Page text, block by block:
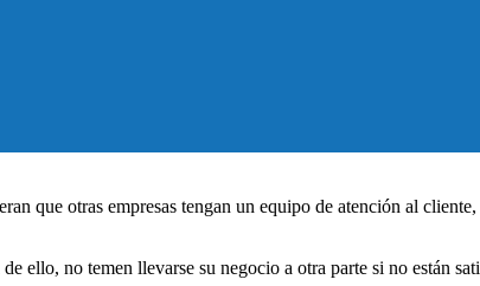
que otras empresas tengan un equipo de atención al
ello, no temen llevarse su negocio a otra parte si no están